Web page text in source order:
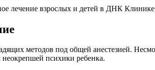
лечение взрослых и детей в ДНК
методов под общей анестезией.
неокрепшей психики ребенка.